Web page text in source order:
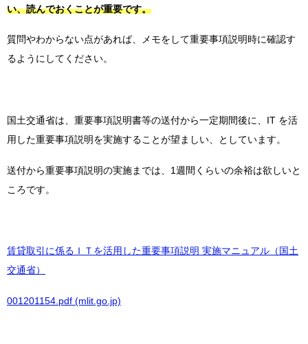
い、読んでおくことが重要です。
質問やわからない点があれば、メモをして重要事項説明時に確認す
るようにしてください。
国土交通省は、重要事項説明書等の送付から一定期間後に、IT を活
用した重要事項説明を実施することが望ましい、としています。
送付から重要事項説明の実施までは、1週間くらいの余裕は欲しいと
ころです。
賃貸取引に係るＩＴを活用した重要事項説明 実施マニュアル（国土
交通省）
001201154.pdf (mlit.go.jp)